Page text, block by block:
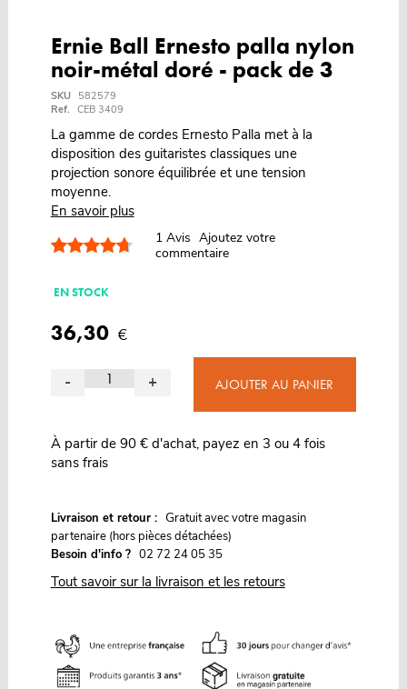
Ernie Ball Ernesto palla nylon
noir-métal doré - pack de 3
SKU
582579
Ref. CEB 3409
La gamme de cordes Ernesto Palla met à la
disposition des guitaristes classiques une
projection sonore équilibrée et une tension
moyenne.
En savoir plus
1 Avis Ajoutez votre
commentaire
EN STOCK
36,30 €
- + AJOUTER AU PANIER
À partir de 90 € d'achat, payez en 3 ou 4 fois
sans frais
Livraison et retour : Gratuit avec votre magasin
partenaire (hors pièces détachées)
Besoin d'info ? 02 72 24 05 35
Tout savoir sur la livraison et les retours